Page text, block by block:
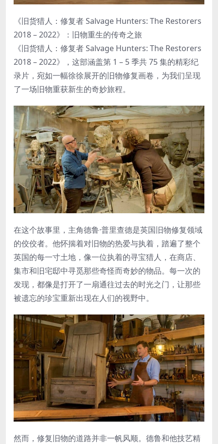
《旧货猎人：修复者 Salvage Hunters: The Restorers
2018 – 2022》：旧物重生的传奇之旅
《旧货猎人：修复者 Salvage Hunters: The Restorers
2018 – 2022》，这部涵盖第 1 – 5 季共 75 集的精彩纪
录片，宛如一幅徐徐展开的旧物修复画卷，为我们呈现
了一场旧物重获新生的奇妙旅程。
在这个故事里，主角德鲁·普里查德是英国旧物修复领域
的佼佼者。他怀揣着对旧物的热爱与执着，踏遍了整个
英国的每一寸土地，像一位执着的寻宝猎人，在商店、
集市和旧宅邸中寻觅那些奇怪而奇妙的物品。每一次的
发现，都像是打开了一扇通往过去的时光之门，让那些
被遗忘的珍宝重新出现在人们的视野中。
然而，修复旧物的道路并非一帆风顺。德鲁和他技艺精